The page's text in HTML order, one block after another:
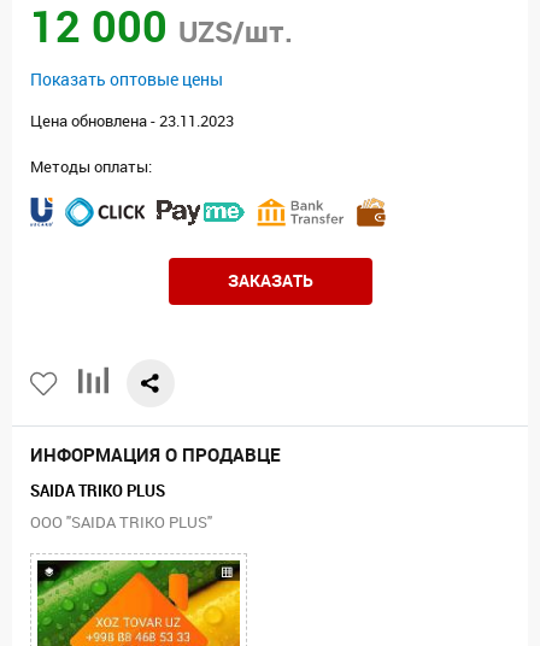
12 000 UZS/шт.
Показать оптовые цены
Цена обновлена - 23.11.2023
Методы оплаты:
ЗАКАЗАТЬ
ИНФОРМАЦИЯ О ПРОДАВЦЕ
SAIDA TRIKO PLUS
ООО "SAIDA TRIKO PLUS"